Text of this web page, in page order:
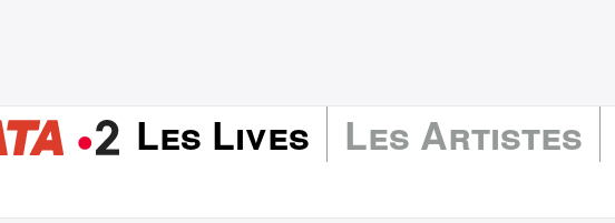
Les Lives Les Artistes